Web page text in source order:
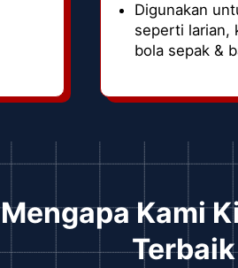
Digunakan
seperti larian,
bola sepak &
Mengapa Kami